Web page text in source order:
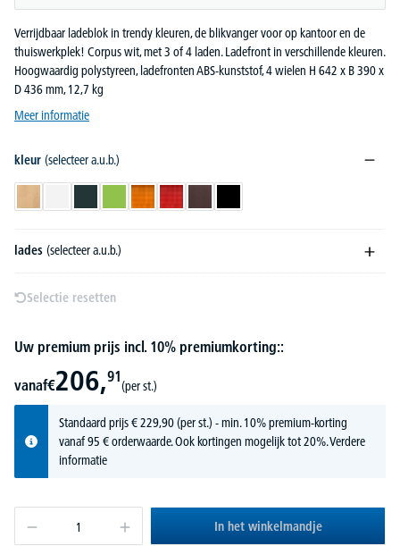
Verrijdbaar ladeblok in trendy kleuren, de blikvanger voor op kantoor en de
thuiswerkplek! Corpus wit, met 3 of 4 laden. Ladefront in verschillende kleuren.
Hoogwaardig polystyreen, ladefronten ABS-kunststof, 4 wielen H 642 x B 390 x
D 436 mm, 12,7 kg
Meer informatie
kleur (selecteer a.u.b.)
lades (selecteer a.u.b.)
Selectie resetten
Uw premium prijs incl. 10% premiumkorting::
vanaf€206,91
(per st.)
Standaard prijs€229,90(per st.) - min. 10% premium-korting
vanaf 95 € orderwaarde. Ook kortingen mogelijk tot 20%.Verdere
informatie
In het winkelmandje